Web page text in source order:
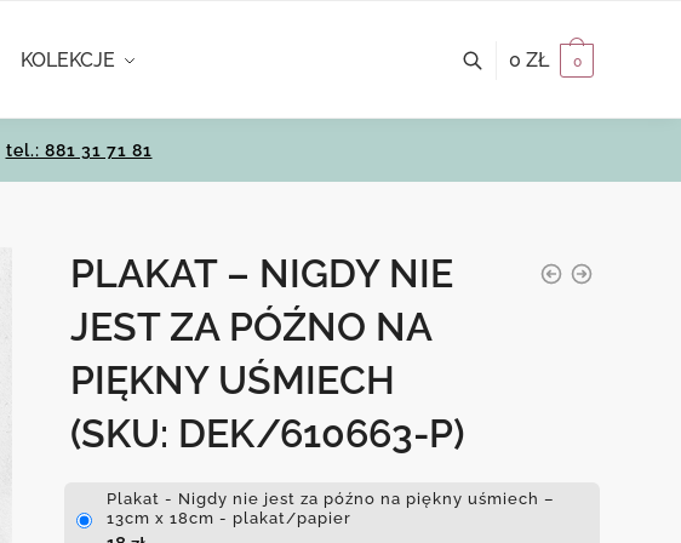
KOLEKCJE 0 ZŁ 0
tel.: 881 31 71 81
PLAKAT – NIGDY NIE
JEST ZA PÓŹNO NA
PIĘKNY UŚMIECH
(SKU: DEK/610663-P)
Plakat - Nigdy nie jest za późno na piękny uśmiech –
13cm x 18cm - plakat/papier